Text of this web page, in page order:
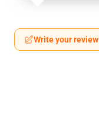
Write your review